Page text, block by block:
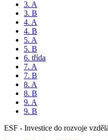
3. A
3. B
4. A
4. B
5. A
5. B
6. třída
7. A
7. B
8. A
8. B
9. A
9. B
ESF - Investice do rozvoje